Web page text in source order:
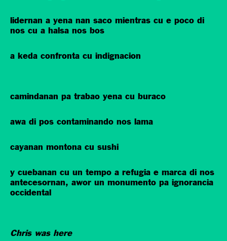
lidernan a yena nan saco mientras cu e poco di
nos cu a halsa nos bos
a keda confronta cu indignacion
camindanan pa trabao yena cu buraco
awa di pos contaminando nos lama
cayanan montona cu sushi
y cuebanan cu un tempo a refugia e marca di nos
antecesornan, awor un monumento pa ignorancia
occidental
Chris was here